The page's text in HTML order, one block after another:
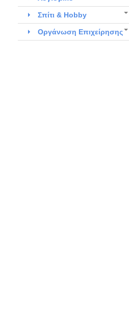
Σπίτι & Hobby
Οργάνωση Επιχείρησης